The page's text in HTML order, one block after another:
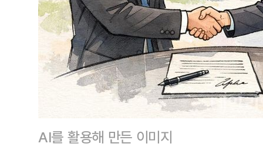
AI를 활용해 만든 이미지